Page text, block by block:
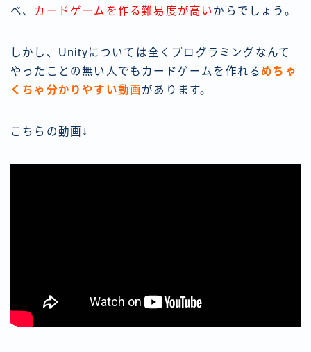
べ、 カードゲームを作る難易度が高いからでしょう。
しかし、Unityについては全くプログラミングなんて
やったことの無い人でもカードゲームを作れる めちゃ
くちゃ分かりやすい動画があります。
こちらの動画↓